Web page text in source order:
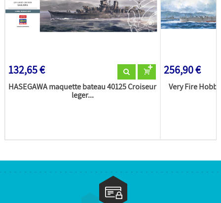
132,65 €
HASEGAWA maquette bateau 40125 Croiseur
leger...
256,90 €
Very Fire